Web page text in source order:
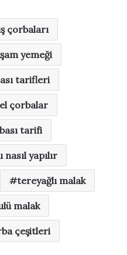
çorbaları
yemeği
tarifleri
çorbalar
tarifi
yapılır
tereyağlı malak
malak
çeşitleri